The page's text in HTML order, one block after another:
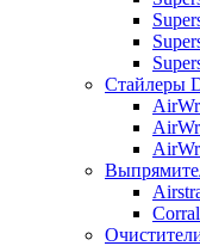
Стайлеры